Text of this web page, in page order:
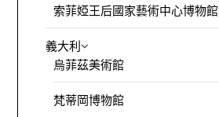
索菲婭王后國家藝術中心博物館
義大利
烏菲茲美術館
梵蒂岡博物館